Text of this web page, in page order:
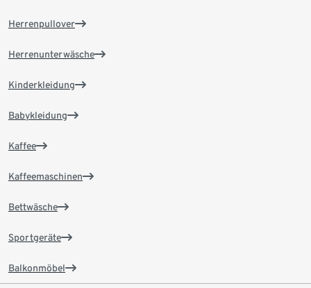
Herrenpullover
Herrenunterwäsche
Kinderkleidung
Babykleidung
Kaffee
Kaffeemaschinen
Bettwäsche
Sportgeräte
Balkonmöbel